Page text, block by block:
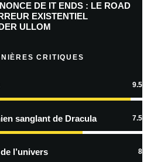
commentaires par e-mail.
En savoir
DE IT ENDS : LE ROAD
EXISTENTIEL
ULLOM
CRITIQUES
9.5
sanglant de Dracula 7.5
l’univers 8